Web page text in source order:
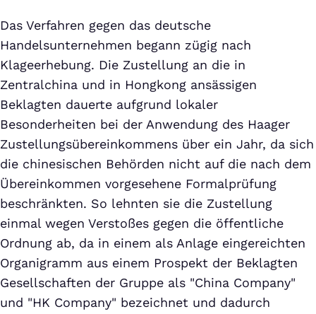
Das Verfahren gegen das deutsche
Handelsunternehmen begann zügig nach
Klageerhebung. Die Zustellung an die in
Zentralchina und in Hongkong ansässigen
Beklagten dauerte aufgrund lokaler
Besonderheiten bei der Anwendung des Haager
Zustellungsübereinkommens über ein Jahr, da sich
die chinesischen Behörden nicht auf die nach dem
Übereinkommen vorgesehene Formalprüfung
beschränkten. So lehnten sie die Zustellung
einmal wegen Verstoßes gegen die öffentliche
Ordnung ab, da in einem als Anlage eingereichten
Organigramm aus einem Prospekt der Beklagten
Gesellschaften der Gruppe als "China Company"
und "HK Company" bezeichnet und dadurch